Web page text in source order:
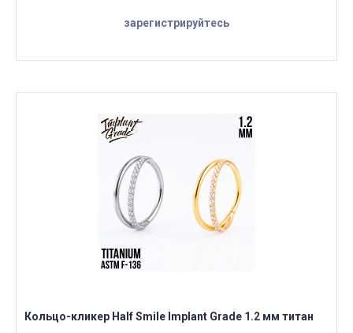
зарегистрируйтесь
Кольцо-кликер Half Smile Implant Grade 1.2 мм титан